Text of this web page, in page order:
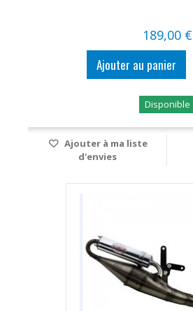
189,00 €
Ajouter au panier
Disponible
Ajouter à ma liste
d'envies